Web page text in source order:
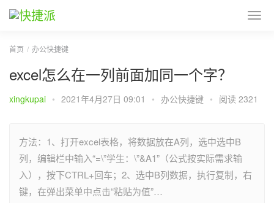
首页 办公快捷键
excel怎么在一列前面加同一个字？
xingkupai • 2021年4月27日 09:01 • 办公快捷键 • 阅读 2321
方法：1、打开excel表格，将数据放在A列，选中选中B
列，编辑栏中输入“=\”学生：\”&A1”（公式按实际需求输
入），按下CTRL+回车；2、选中B列数据，执行复制，右
键，在弹出菜单中点击“粘贴为值”…